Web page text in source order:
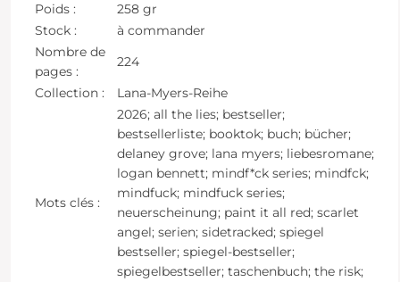
Poids :
258 gr
Stock :
à commander
Nombre de
pages :
224
Collection :
Lana-Myers-Reihe
Mots clés :
2026; all the lies; bestseller;
bestsellerliste; booktok; buch; bücher;
delaney grove; lana myers; liebesromane;
logan bennett; mindf*ck series; mindfck;
mindfuck; mindfuck series;
neuerscheinung; paint it all red; scarlet
angel; serien; sidetracked; spiegel
bestseller; spiegel-bestseller;
spiegelbestseller; taschenbuch; the risk;